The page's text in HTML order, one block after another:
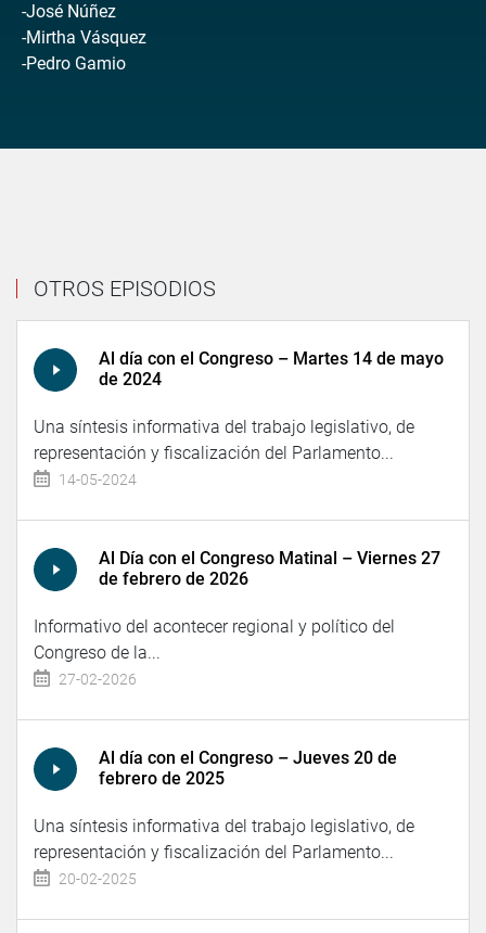
-José Núñez
-Mirtha Vásquez
-Pedro Gamio
OTROS EPISODIOS
Al día con el Congreso – Martes 14 de mayo
de 2024
Una síntesis informativa del trabajo legislativo, de
representación y fiscalización del Parlamento...
14-05-2024
Al Día con el Congreso Matinal – Viernes 27
de febrero de 2026
Informativo del acontecer regional y político del
Congreso de la...
27-02-2026
Al día con el Congreso – Jueves 20 de
febrero de 2025
Una síntesis informativa del trabajo legislativo, de
representación y fiscalización del Parlamento...
20-02-2025